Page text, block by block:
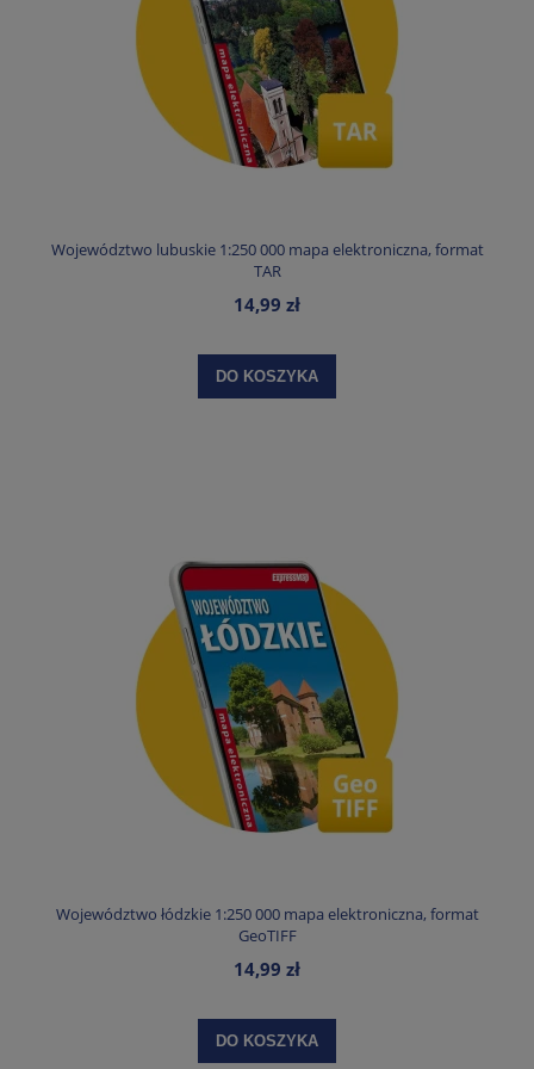
Województwo lubuskie 1:250 000 mapa elektroniczna, format
TAR
14,99 zł
DO KOSZYKA
Województwo łódzkie 1:250 000 mapa elektroniczna, format
GeoTIFF
14,99 zł
DO KOSZYKA